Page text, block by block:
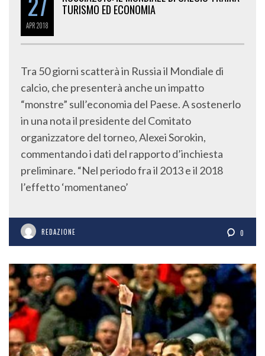
APR2018
TURISMO ED ECONOMIA
Tra 50 giorni scatterà in Russia il Mondiale di
calcio, che presenterà anche un impatto
“monstre” sull’economia del Paese. A sostenerlo
in una nota il presidente del Comitato
organizzatore del torneo, Alexei Sorokin,
commentando i dati del rapporto d’inchiesta
preliminare. “Nel periodo fra il 2013 e il 2018
l’effetto ‘momentaneo’
REDAZIONE 0